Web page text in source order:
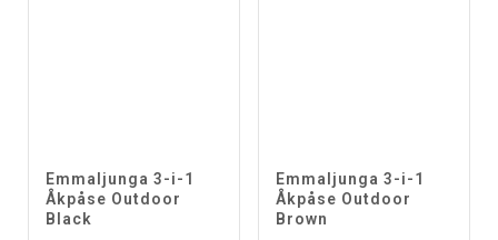
Emmaljunga 3-i-1
Åkpåse Outdoor
Black
Emmaljunga 3-i-1
Åkpåse Outdoor
Brown